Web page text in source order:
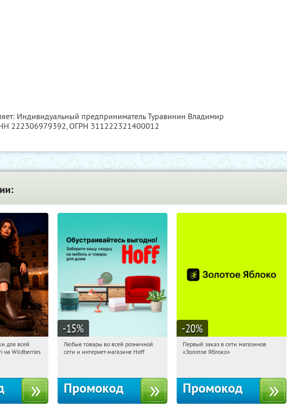
Индивидуальный предприниматель Туравинин Владимир
222306979392, ОГРН 311222321400012
Получили:
для всей
на Wildberries
-15%
17:51:00 Получили:
Любые товары во всей розничной
сети и интернет-магазине Hoff
Промокод
-20%
17:51:00
Получи первым!
Первый заказ в сети магазинов
«Золотое Яблоко»
Промокод